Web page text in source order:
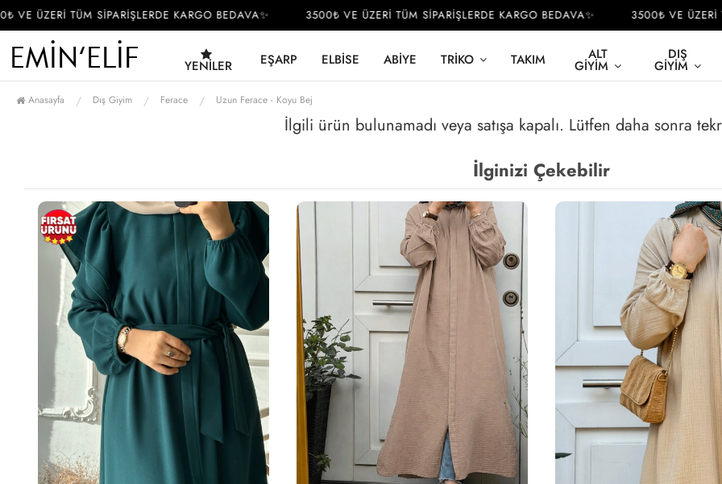
ÜZERİ TÜM SİPARİŞLERDE KARGO BEDAVA✨ 3500₺ VE ÜZERİ TÜM SİPARİŞLERDE KARGO BEDAVA✨ 3500₺ VE ÜZERİ
YENILER EŞARP ELBISE ABIYE TRIKO TAKIM ALT
GIYIM
DIŞ
GIYIM
Anasayfa Dış Giyim Ferace Uzun Ferace - Koyu Bej
İlgili ürün bulunamadı veya satışa kapalı. Lütfen daha sonra
İlginizi Çekebilir